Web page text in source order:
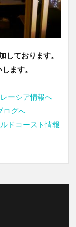
しております。
ます。